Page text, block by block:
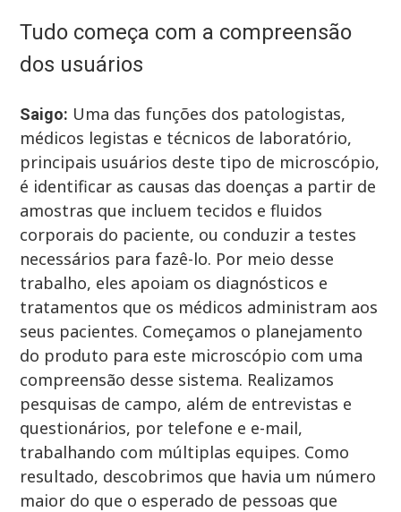
Tudo começa com a compreensão
dos usuários
Saigo: Uma das funções dos patologistas,
médicos legistas e técnicos de laboratório,
principais usuários deste tipo de microscópio,
é identificar as causas das doenças a partir de
amostras que incluem tecidos e fluidos
corporais do paciente, ou conduzir a testes
necessários para fazê-lo. Por meio desse
trabalho, eles apoiam os diagnósticos e
tratamentos que os médicos administram aos
seus pacientes. Começamos o planejamento
do produto para este microscópio com uma
compreensão desse sistema. Realizamos
pesquisas de campo, além de entrevistas e
questionários, por telefone e e-mail,
trabalhando com múltiplas equipes. Como
resultado, descobrimos que havia um número
maior do que o esperado de pessoas que